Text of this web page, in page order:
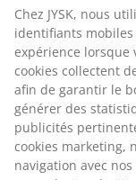
Chez JYSK, nous
identifiants
expérience lorsque
cookies collectent
afin de garantir le
générer des
publicités
cookies marketing,
navigation avec